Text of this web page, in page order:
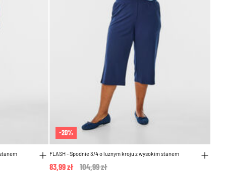
-20%
FLASH - Spodnie 3/4 o luznym kroju z wysokim stanem
Price reduced from
104,99 zł
83,99 zł